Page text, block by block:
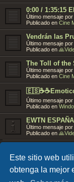
Este sitio web
obtenga la mejor
0:00 / 1:35:15
Último mensaje por
Publicado en Cine
Vendrán las
Último mensaje por
Publicado en
The Toll of the
Último mensaje por
Publicado en Cine
Último mensaje por
Publicado en
EWTN ESPAÑA
Último mensaje por
Publicado en